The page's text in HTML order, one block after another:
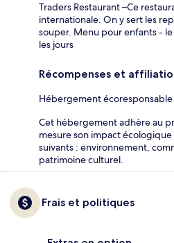
Traders Restaurant –Ce
internationale. On y sert les
souper. Menu pour enfants -
les jours
Récompenses et
Hébergement écoresponsable
Cet hébergement adhère au
mesure son impact
suivants : environnement,
patrimoine culturel.
Frais et politiques